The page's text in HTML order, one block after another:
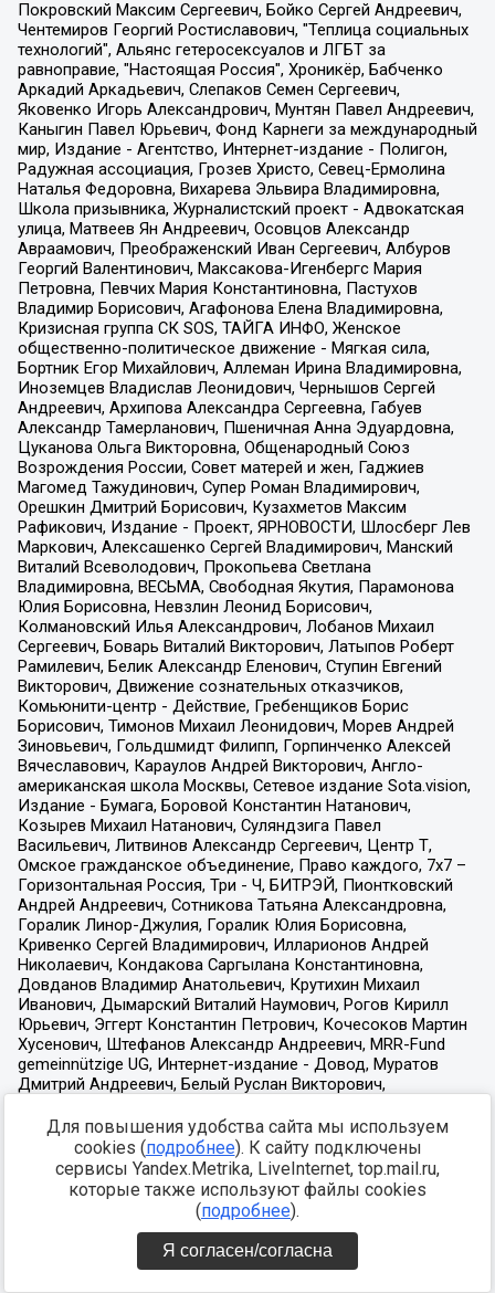
Для повышения удобства сайта мы используем
cookies (подробнее). К сайту подключены
сервисы Yandex.Metrika, LiveInternet, top.mail.ru,
которые также используют файлы cookies
(подробнее).
Я согласен/согласна